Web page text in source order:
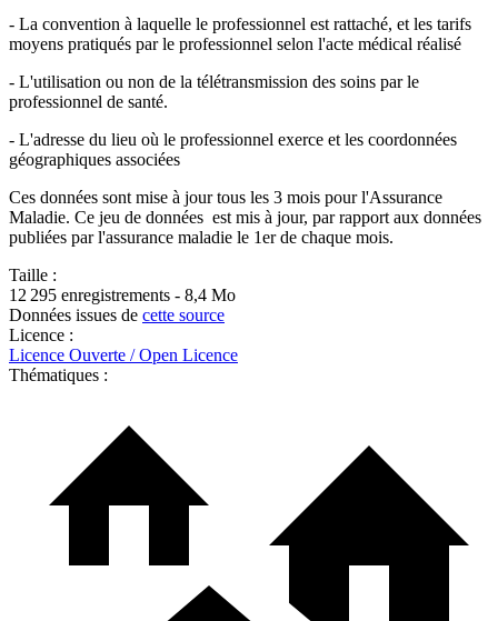
- La convention à laquelle le professionnel est rattaché, et les tarifs
moyens pratiqués par le professionnel selon l'acte médical réalisé
- L'utilisation ou non de la télétransmission des soins par le
professionnel de santé.
- L'adresse du lieu où le professionnel exerce et les coordonnées
géographiques associées
Ces données sont mise à jour tous les 3 mois pour l'Assurance
Maladie. Ce jeu de données est mis à jour, par rapport aux données
publiées par l'assurance maladie le 1er de chaque mois.
Taille :
12 295 enregistrements - 8,4 Mo
Données issues de cette source
Licence :
Licence Ouverte / Open Licence
Thématiques :